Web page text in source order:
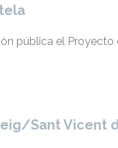
pública el
Sant Vicent